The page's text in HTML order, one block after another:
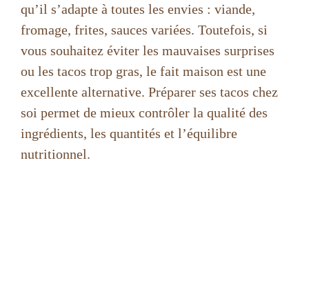
qu’il s’adapte à toutes les envies : viande,
fromage, frites, sauces variées. Toutefois, si
vous souhaitez éviter les mauvaises surprises
ou les tacos trop gras, le fait maison est une
excellente alternative. Préparer ses tacos chez
soi permet de mieux contrôler la qualité des
ingrédients, les quantités et l’équilibre
nutritionnel.